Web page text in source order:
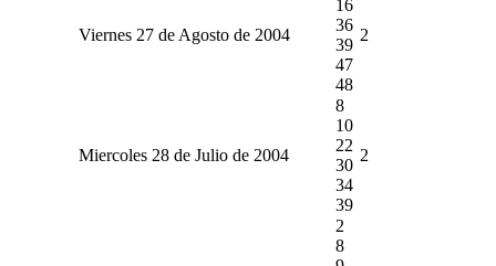
Viernes 27 de Agosto de 2004
16
36
39
47
48
2
Miercoles 28 de Julio de 2004
8
10
22
30
34
39
2
2
8